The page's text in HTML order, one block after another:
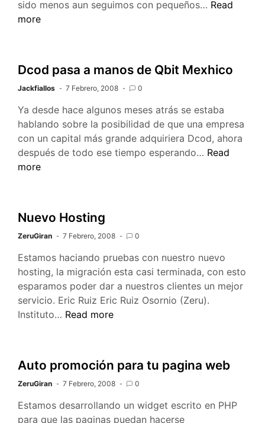
sido menos aun seguimos con pequeños… Que
Mexhico
Read
more
Dcod pasa a manos de Qbit Mexhico
Jackfiallos 7 Febrero, 2008 0
Ya desde hace algunos meses atrás se estaba
hablando sobre la posibilidad de que una empresa
con un capital más grande adquiriera Dcod, ahora
después de todo ese tiempo esperando… Dcod
Read
more
Nuevo Hosting
ZeruGiran 7 Febrero, 2008 0
Estamos haciando pruebas con nuestro nuevo
hosting, la migración esta casi terminada, con esto
esparamos poder dar a nuestros clientes un mejor
servicio. Eric Ruiz Eric Ruiz Osornio (Zeru).
Instituto… Nuevo
Read more
Auto promoción para tu pagina web
ZeruGiran 7 Febrero, 2008 0
Estamos desarrollando un widget escrito en PHP
para que las paginas puedan hacerse